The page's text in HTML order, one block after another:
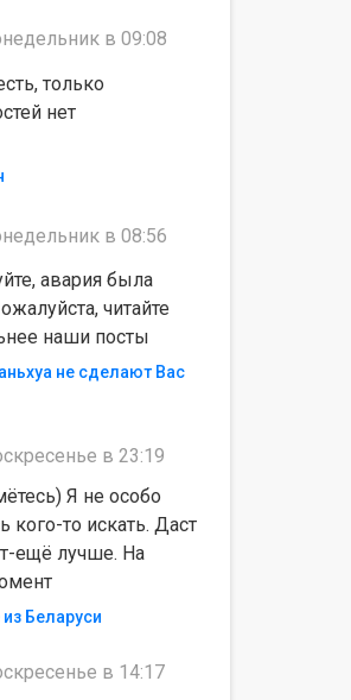
в 09:08
только
нет
в 08:56
авария была
читайте
наши посты
не сделают Вас
в 23:19
Я не особо
кого-то искать. Даст
ещё лучше. На
Беларуси
в 14:17